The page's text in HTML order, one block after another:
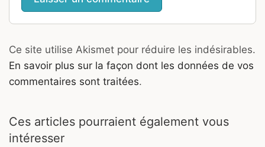
Ce site utilise Akismet pour réduire les indésirables.
En savoir plus sur la façon dont les données de vos
commentaires sont traitées.
Ces articles pourraient également vous
intéresser